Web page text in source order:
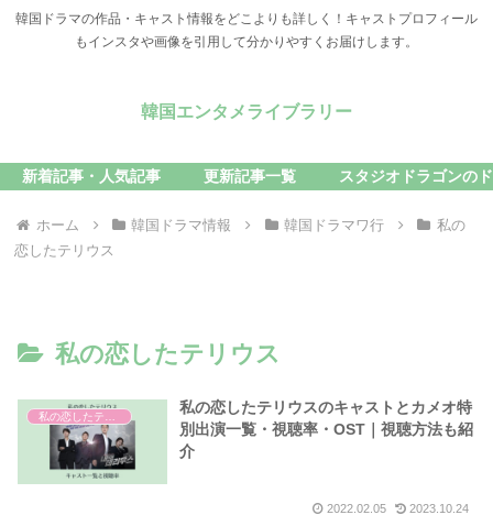
韓国ドラマの作品・キャスト情報をどこよりも詳しく！キャストプロフィール
もインスタや画像を引用して分かりやすくお届けします。
韓国エンタメライブラリー
新着記事・人気記事 更新記事一覧 スタジオドラゴンの
ホーム 韓国ドラマ情報 韓国ドラマワ行
私の
恋したテリウス
私の恋したテリウス
私の恋したテリウスのキャストとカメオ特
別出演一覧・視聴率・OST｜視聴方法も紹
介
2022.02.05 2023.10.24